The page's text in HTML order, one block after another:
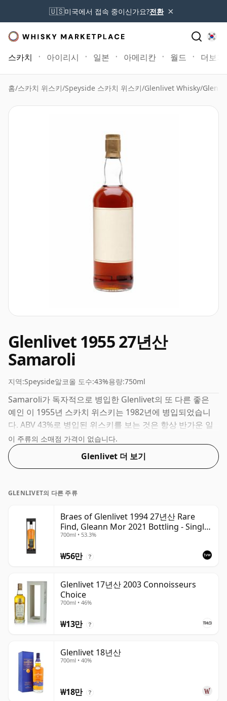
🇺🇸미국에서 접속 중이신가요?전환 ×
스카치 아이리시 일본 아메리칸 월드 더보기
홈/스카치 위스키/Speyside 스카치 위스키/Glenlivet Whisky/
Glenlivet 1955 27년산
Samaroli
지역:Speyside알코올 도수:43%용량:750ml
Samaroli가 독자적으로 병입한 Glenlivet의 또 다른 좋은
예인 이 1955년 스카치 위스키는 1982년에 병입되었습니
다. ABV 43%로 병입된 위스키를 보는 것은 항상 반가운 일
이며, 이 위스키는 보통 크기인 75cl로 배송됩니다.
이 주류의 소매점 가격이 없습니다.
Glenlivet 더 보기
GLENLIVET의 다른 주류
Braes of Glenlivet 1994 27년산 Rare
Find, Gleann Mor 2021 Bottling - Single
Cask 165617
700ml • 53.3%
₩56만 ?
Glenlivet 17년산 2003 Connoisseurs
Choice
700ml • 46%
₩13만 ?
Glenlivet 18년산
700ml • 40%
₩18만 ?